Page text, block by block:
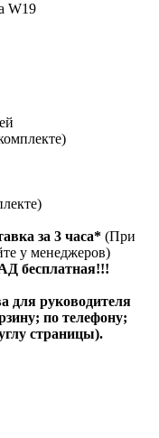
W19
за 3 часа* (При
у менеджеров)
бесплатная!!!
для руководителя
по телефону;
страницы).